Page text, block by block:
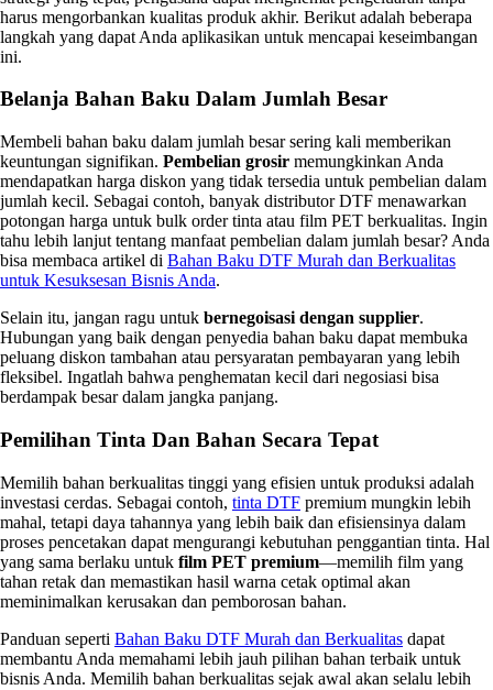
harus mengorbankan kualitas produk akhir. Berikut adalah beberapa
langkah yang dapat Anda aplikasikan untuk mencapai keseimbangan
ini.
Belanja Bahan Baku Dalam Jumlah Besar
Membeli bahan baku dalam jumlah besar sering kali memberikan
keuntungan signifikan. Pembelian grosir memungkinkan Anda
mendapatkan harga diskon yang tidak tersedia untuk pembelian dalam
jumlah kecil. Sebagai contoh, banyak distributor DTF menawarkan
potongan harga untuk bulk order tinta atau film PET berkualitas. Ingin
tahu lebih lanjut tentang manfaat pembelian dalam jumlah besar? Anda
bisa membaca artikel di Bahan Baku DTF Murah dan Berkualitas
untuk Kesuksesan Bisnis Anda.
Selain itu, jangan ragu untuk bernegoisasi dengan supplier.
Hubungan yang baik dengan penyedia bahan baku dapat membuka
peluang diskon tambahan atau persyaratan pembayaran yang lebih
fleksibel. Ingatlah bahwa penghematan kecil dari negosiasi bisa
berdampak besar dalam jangka panjang.
Pemilihan Tinta Dan Bahan Secara Tepat
Memilih bahan berkualitas tinggi yang efisien untuk produksi adalah
investasi cerdas. Sebagai contoh, tinta DTF premium mungkin lebih
mahal, tetapi daya tahannya yang lebih baik dan efisiensinya dalam
proses pencetakan dapat mengurangi kebutuhan penggantian tinta. Hal
yang sama berlaku untuk film PET premium—memilih film yang
tahan retak dan memastikan hasil warna cetak optimal akan
meminimalkan kerusakan dan pemborosan bahan.
Panduan seperti Bahan Baku DTF Murah dan Berkualitas dapat
membantu Anda memahami lebih jauh pilihan bahan terbaik untuk
bisnis Anda. Memilih bahan berkualitas sejak awal akan selalu lebih